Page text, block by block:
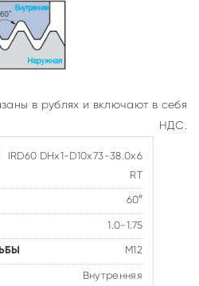
в рублях и включают в себя
НДС.
IRD60 DHx1-D10x73-38.0x6
RT
60°
1.0-1.75
M12
Внутренняя